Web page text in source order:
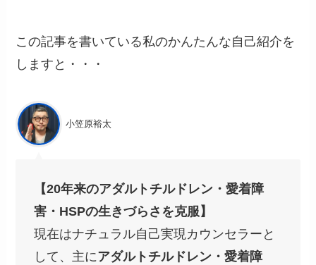
この記事を書いている私のかんたんな自己紹介を
しますと・・・
小笠原裕太
【20年来のアダルトチルドレン・愛着障
害・HSPの生きづらさを克服】
現在はナチュラル自己実現カウンセラーと
して、主にアダルトチルドレン・愛着障